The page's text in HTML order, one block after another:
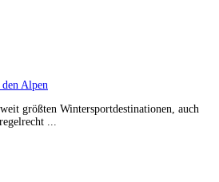
Alpen
größten Wintersportdestinationen, auch
...